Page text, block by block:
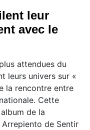
leur
avec le
attendues du
leurs univers sur «
la rencontre entre
Cette
de la
de Sentir